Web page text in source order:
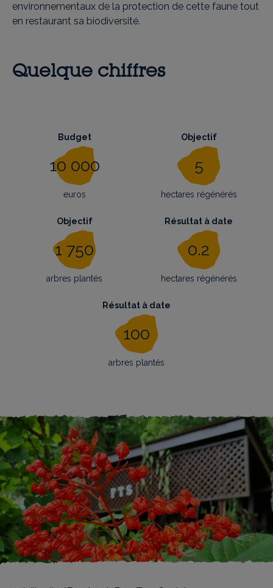
environnementaux de la protection de cette faune tout
en restaurant sa biodiversité.
Quelque chiffres
Budget
10 000
euros
Objectif
5
hectares régénérés
Objectif
1 750
arbres plantés
Résultat à date
0.2
hectares régénérés
Résultat à date
100
arbres plantés